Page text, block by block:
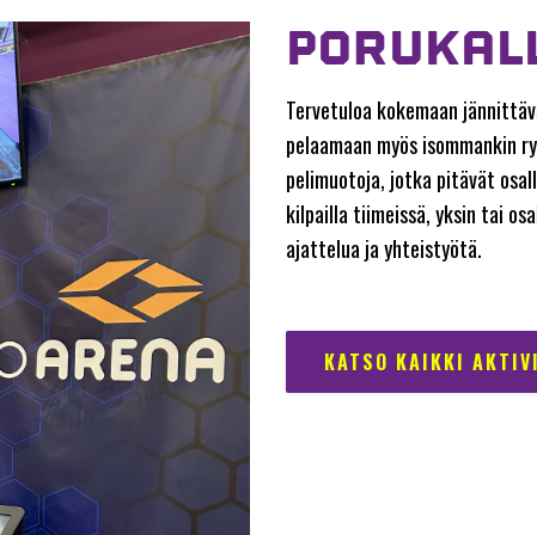
Tervetuloa kokemaan
pelaamaan myös isommankin
pelimuotoja, jotka pitävät
kilpailla tiimeissä, yksin tai
ajattelua ja yhteistyötä.
KATSO KAIKKI